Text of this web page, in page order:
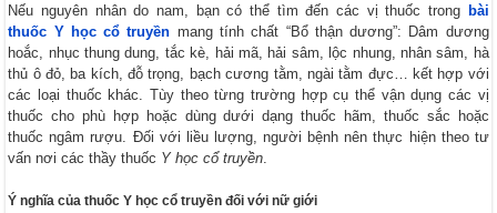
Nếu nguyên nhân do nam, bạn có thể tìm đến các vị thuốc trong bài
thuốc Y học cổ truyền mang tính chất “Bổ thận dương”: Dâm dương
hoắc, nhục thung dung, tắc kè, hải mã, hải sâm, lộc nhung, nhân sâm, hà
thủ ô đỏ, ba kích, đỗ trọng, bạch cương tằm, ngài tằm đực… kết hợp với
các loại thuốc khác. Tùy theo từng trường hợp cụ thể vận dụng các vị
thuốc cho phù hợp hoặc dùng dưới dạng thuốc hãm, thuốc sắc hoặc
thuốc ngâm rượu. Đối với liều lượng, người bệnh nên thực hiện theo tư
vấn nơi các thầy thuốc Y học cổ truyền
Ý nghĩa của thuốc Y học cổ truyền đối với nữ giới